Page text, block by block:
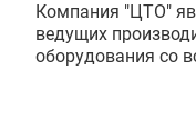
Компания "ЦТО"
ведущих
оборудования со